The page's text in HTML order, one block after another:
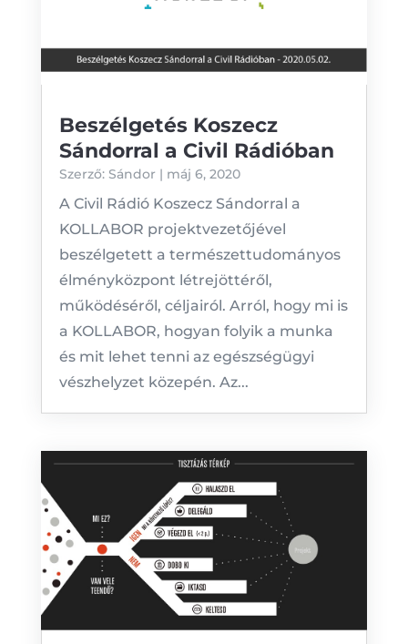
Beszélgetés Koszecz
Sándorral a Civil Rádióban
Szerző: Sándor | máj 6, 2020
A Civil Rádió Koszecz Sándorral a
KOLLABOR projektvezetőjével
beszélgetett a természettudományos
élményközpont létrejöttéről,
működéséről, céljairól. Arról, hogy mi is
a KOLLABOR, hogyan folyik a munka
és mit lehet tenni az egészségügyi
vészhelyzet közepén. Az...